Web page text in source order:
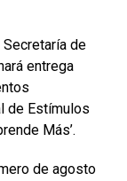
Secretaría de
entrega
de Estímulos
Más’.
de agosto